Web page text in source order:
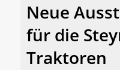
Neue
für die
Traktoren